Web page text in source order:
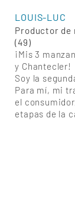
LOUIS-LUC
Productor de
(49)
¡Mis 3
y Chantecler!
Soy la
Para mí, mi
el
etapas de la